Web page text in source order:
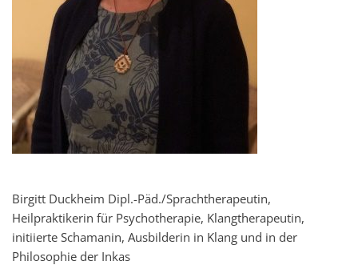
Birgitt Duckheim Dipl.-Päd./Sprachtherapeutin,
Heilpraktikerin für Psychotherapie, Klangtherapeutin,
initiierte Schamanin, Ausbilderin in Klang und in der
Philosophie der Inkas